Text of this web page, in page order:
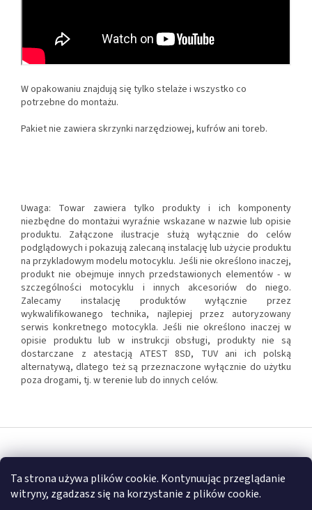
Ta strona używa plików cookie. Kontynuując przeglądanie
witryny, zgadzasz się na korzystanie z plików cookie.
W opakowaniu znajdują się tylko stelaże i wszystko co
potrzebne do montażu.
Pakiet nie zawiera skrzynki narzędziowej, kufrów ani toreb.
Uwaga: Towar zawiera tylko produkty i ich komponenty
niezbędne do montażui wyraźnie wskazane w nazwie lub opisie
produktu. Załączone ilustracje służą wyłącznie do celów
podglądowych i pokazują zalecaną instalację lub użycie produktu
na przykladowym modelu motocyklu. Jeśli nie określono inaczej,
produkt nie obejmuje innych przedstawionych elementów - w
szczególności motocyklu i innych akcesoriów do niego.
Zalecamy instalację produktów wyłącznie przez
wykwalifikowanego technika, najlepiej przez autoryzowany
serwis konkretnego motocykla. Jeśli nie określono inaczej w
opisie produktu lub w instrukcji obsługi, produkty nie są
dostarczane z atestacją ATEST 8SD, TUV ani ich polską
alternatywą, dlatego też są przeznaczone wyłącznie do użytku
poza drogami, tj. w terenie lub do innych celów.
o
Copyright 2026 FULLGARAGE . Wszystkie prawa zastrzeżone.